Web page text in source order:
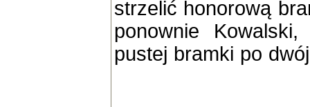
strzelić honorową
ponownie
pustej bramki po